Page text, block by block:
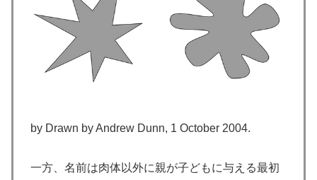
by Drawn by Andrew Dunn, 1 October 2004.
一方、名前は肉体以外に親が子どもに与える最初